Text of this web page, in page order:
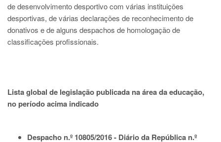
de desenvolvimento desportivo com várias instituições
desportivas, de várias declarações de reconhecimento de
donativos e de alguns despachos de homologação de
classificações profissionais.
Lista global de legislação publicada na área da educação,
no período acima indicado
Despacho n.º 10805/2016 - Diário da República n.º